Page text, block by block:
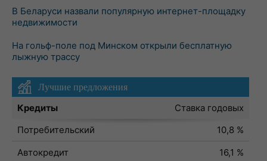
В Беларуси назвали популярную интернет-площадку
недвижимости
На гольф-поле под Минском открыли бесплатную
лыжную трассу
Лучшие предложения
Кредиты
Ставка годовых
Потребительский
10,8 %
Автокредит
16,1 %